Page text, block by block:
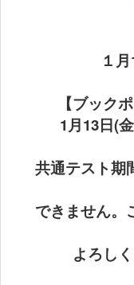
１
【ブック
1月13日(
共通テスト期
できません。
よろし